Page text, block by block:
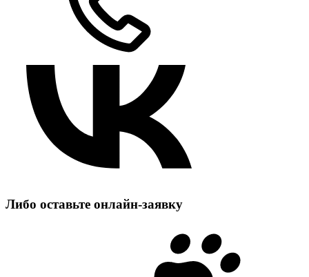
Либо оставьте онлайн‑заявку